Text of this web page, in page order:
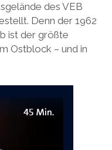
des VEB
Denn der 1962
ist der größte
Ostblock – und in